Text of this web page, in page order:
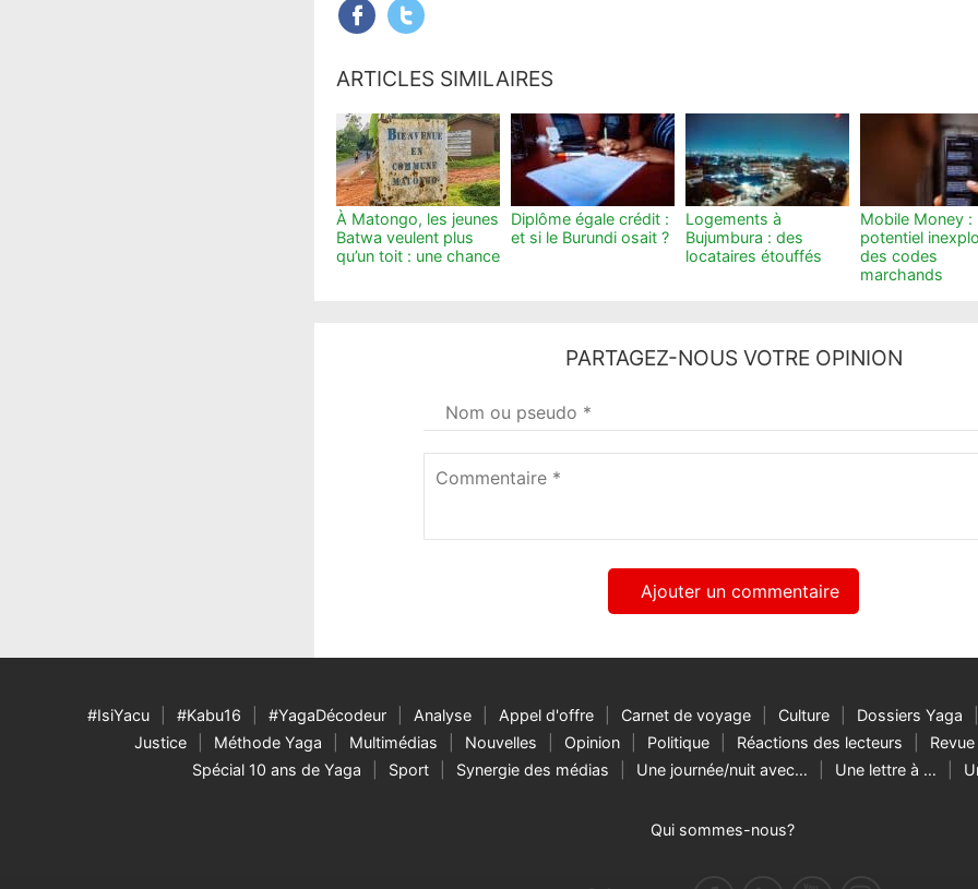
ARTICLES SIMILAIRES
À Matongo, les jeunes
Batwa veulent plus
qu’un toit : une chance
Diplôme égale crédit :
et si le Burundi osait ?
Logements à
Bujumbura : des
locataires étouffés
Mobile Money :
potentiel
des codes
marchands
PARTAGEZ-NOUS VOTRE OPINION
Votre
nom*
#IsiYacu #Kabu16 #YagaDécodeur Analyse Appel d'offre Carnet de voyage Culture Dossiers Yaga
Justice
Méthode Yaga Multimédias Nouvelles Opinion Politique Réactions des lecteurs
Spécial 10 ans de Yaga
Sport Synergie des médias Une journée/nuit avec… Une lettre à …
Qui sommes-nous?